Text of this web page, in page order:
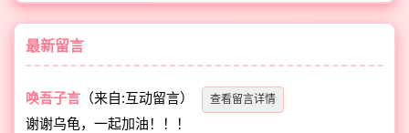
最新留言
唤吾子言 （来自:互动留言） 查看留言详情
谢谢乌龟，一起加油！！！